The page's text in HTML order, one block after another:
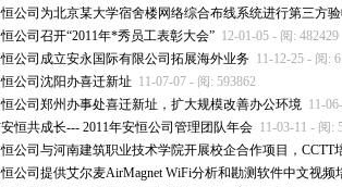
公司为北京某大学宿舍楼网络综合布线系统进行第三方
公司召开“2011年*秀员工表彰大会” 12-01-05 - 阅: 482429
公司成立安永国际有限公司拓展海外业务 11-12-25 - 阅:
公司沈阳办喜迁新址 11-07-07 - 阅: 593862
公司郑州办事处喜迁新址，扩大规模改善办公环境 11-
恒共成长--- 2011年安恒公司管理团队年会 11-03-11 - 阅:
公司与河南建筑职业技术学院开展校企合作项目，CCTT
公司提供艾尔麦AirMagnet WiFi分析和勘测软件中文视频